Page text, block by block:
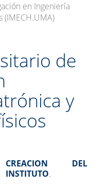
en Ingeniería
(IMECH.UMA)
de
y
CREACION DEL
INSTITUTO.